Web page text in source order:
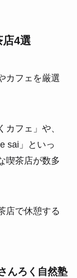
4選
カフェを厳選
フェ」や、
sai」といっ
喫茶店が数多
店で休憩する
んろく自然塾